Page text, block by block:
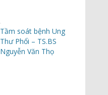
Tầm soát bệnh Ung
Thư Phổi – TS.BS
Nguyễn Văn Thọ